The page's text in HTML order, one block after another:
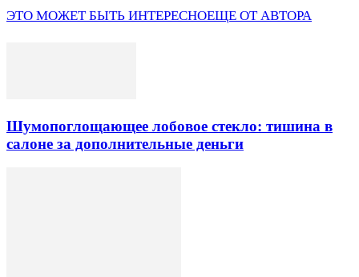
ЭТО МОЖЕТ БЫТЬ ИНТЕРЕСНОЕЩЕ ОТ АВТОРА
Шумопоглощающее лобовое стекло: тишина в
салоне за дополнительные деньги